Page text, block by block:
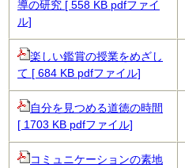
導の研究 [ 558 KB pdfファイ
ル]
楽しい鑑賞の授業をめざし
て [ 684 KB pdfファイル]
自分を見つめる道徳の時間
[ 1703 KB pdfファイル]
コミュニケーションの素地